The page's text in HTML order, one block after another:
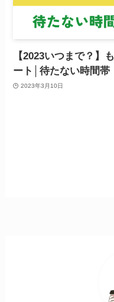
【2023いつまで？】
ート│待たない時間帯
2023年3月10日